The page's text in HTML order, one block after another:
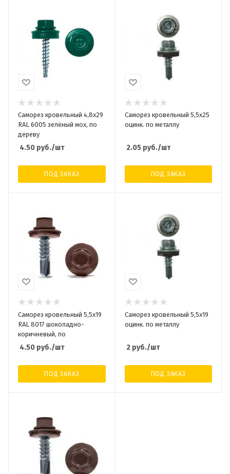
Саморез кровельный 4,8x29
RAL 6005 зелёный мох, по
дереву
4.50 руб./шт
ПОД ЗАКАЗ
Саморез кровельный 5,5x25
оцинк. по металлу
2.05руб./шт
ПОД ЗАКАЗ
Саморез кровельный 5,5x19
RAL 8017 шоколадно-
коричневый, по
4.50 руб./шт
ПОД ЗАКАЗ
Саморез кровельный 5,5x19
оцинк. по металлу
2руб./шт
ПОД ЗАКАЗ